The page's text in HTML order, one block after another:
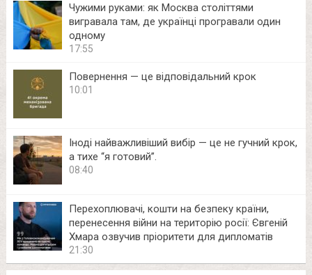
Чужими руками: як Москва століттями
вигравала там, де українці програвали один
одному
17:55
Повернення — це відповідальний крок
10:01
Іноді найважливіший вибір — це не гучний крок,
а тихе “я готовий”.
08:40
Перехоплювачі, кошти на безпеку країни,
перенесення війни на територію росії: Євгеній
Хмара озвучив пріоритети для дипломатів
21:30